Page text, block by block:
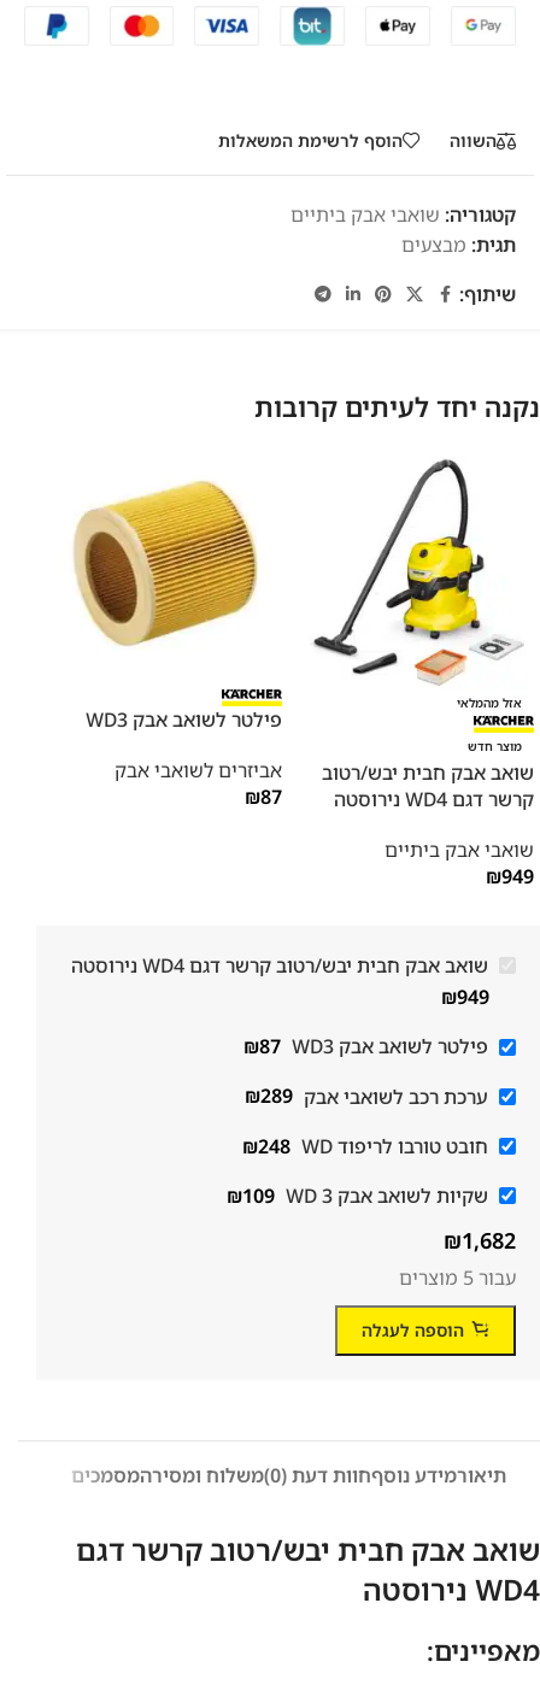
השווה הוסף לרשימת המשאלות
קטגוריה: שואבי אבק ביתיים
תגית: מבצעים
שיתוף:
נקנה יחד לעיתים קרובות
אזל מהמלאי
מוצר חדש
שואב אבק חבית יבש/רטוב
קרשר דגם WD4 נירוסטה
שואבי אבק ביתיים
₪949
פילטר לשואב אבק WD3
אביזרים לשואבי אבק
₪87
שואב אבק חבית יבש/רטוב קרשר דגם WD4 נירוסטה
₪949
פילטר לשואב אבק WD3
₪87
ערכת רכב לשואבי אבק
₪289
חובט טורבו לריפוד WD
₪248
שקיות לשואב אבק WD 3
₪109
₪1,682
עבור 5 מוצרים
תיאורמידע נוסףחוות דעת (0) משלוח ומסירהמסמכים
שואב אבק חבית יבש/רטוב קרשר דגם
WD4 נירוסטה
מאפיינים: